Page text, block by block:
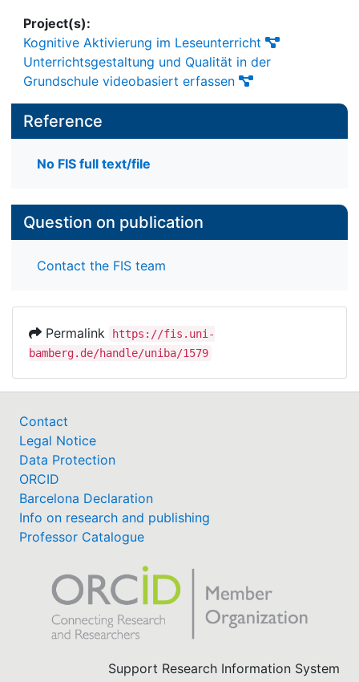
Project(s):
Kognitive Aktivierung im Leseunterricht
Unterrichtsgestaltung und Qualität in der
Grundschule videobasiert erfassen
Reference
No FIS full text/file
Question on publication
Contact the FIS team
Permalink
https://fis.uni-
bamberg.de/handle/uniba/1579
Contact
Legal Notice
Data Protection
ORCID
Barcelona Declaration
Info on research and publishing
Professor Catalogue
Support Research Information System